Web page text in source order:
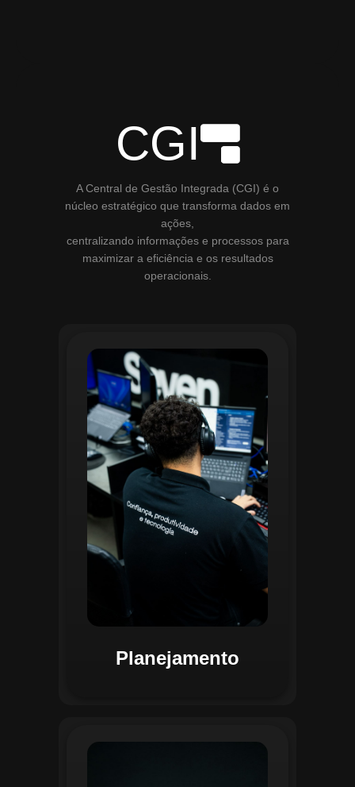
CGI
A Central de Gestão Integrada (CGI) é o
núcleo estratégico que transforma dados em
ações,
centralizando informações e processos para
maximizar a eficiência e os resultados
operacionais.
Planejamento
O planejamento dentro do CGI é
realizado por uma equipe
especializada que utiliza
ferramentas avançadas para
estruturar ordens de serviço, fluxos
de trabalho e parametrizações
operacionais. Essa etapa envolve a
análise detalhada de criticidade por
atividade, permitindo alocar
recursos de forma eficiente e
garantir que todas as ações estejam
alinhadas aos objetivos
estratégicos.